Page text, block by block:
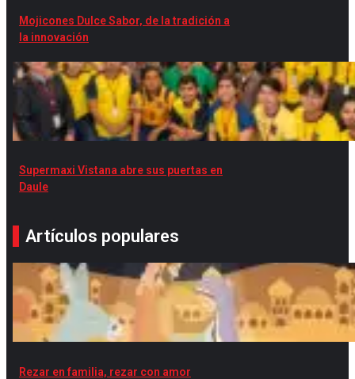
Mojicones Dulce Sabor, de la tradición a
la innovación
Supermaxi Vistana abre sus puertas en
Daule
Artículos populares
Rezar en familia, rezar con amor